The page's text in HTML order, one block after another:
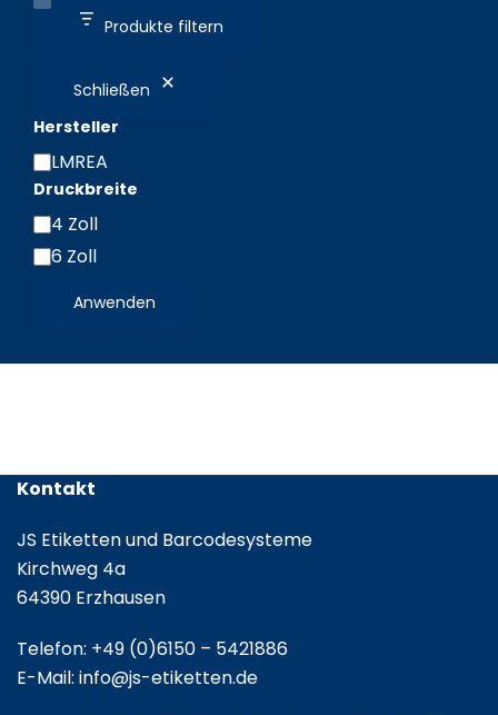
Optionen
der
werden
Produkte filtern
Schließen
Hersteller
Hersteller
LMREA
Druckbreite
Druckbreite
4 Zoll
6 Zoll
Anwenden
Kontakt
JS Etiketten und Barcodesysteme
Kirchweg 4a
64390 Erzhausen
Telefon: +49 (0)6150 – 5421886
E-Mail: info@js-etiketten.de